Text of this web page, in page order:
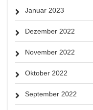
Januar 2023
Dezember 2022
November 2022
Oktober 2022
September 2022